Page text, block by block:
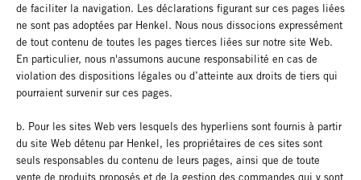
de faciliter la navigation. Les déclarations figurant sur ces pages liées
ne sont pas adoptées par Henkel. Nous nous dissocions expressément
de tout contenu de toutes les pages tierces liées sur notre site Web.
En particulier, nous n'assumons aucune responsabilité en cas de
violation des dispositions légales ou d’atteinte aux droits de tiers qui
pourraient survenir sur ces pages.
b. Pour les sites Web vers lesquels des hyperliens sont fournis à partir
du site Web détenu par Henkel, les propriétaires de ces sites sont
seuls responsables du contenu de leurs pages, ainsi que de toute
vente de produits proposés et de la gestion des commandes qui y sont